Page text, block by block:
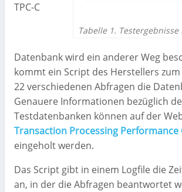
Tabelle 1. Testergebnisse
TPC-C
Datenbank wird ein anderer Weg
kommt ein Script des Herstellers zum
22 verschiedenen Abfragen die
Genauere Informationen bezüglich
Testdatenbanken können auf der
Transaction Processing Performance
eingeholt werden.
Das Script gibt in einem Logfile die
an, in der die Abfragen beantwortet